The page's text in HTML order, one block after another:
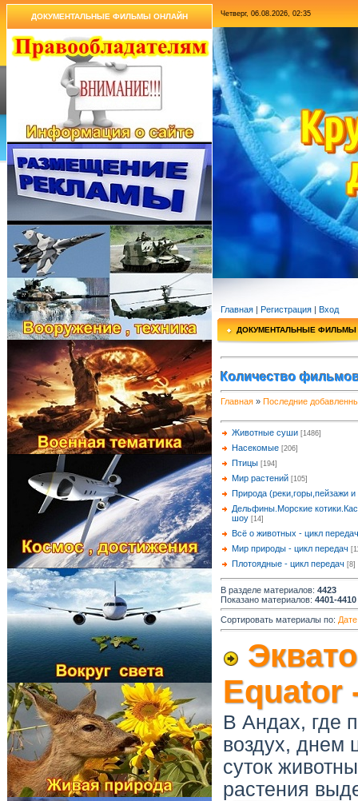
ДОКУМЕНТАЛЬНЫЕ ФИЛЬМЫ ОНЛАЙН Четверг, 06.08.2026, 02:35
Главная | Регистрация | Вход
ДОКУМЕНТАЛЬНЫЕ ФИЛЬМЫ
Количество
Главная » Последние
Животные суши [1486]
Насекомые [206]
Птицы [194]
Мир растений [105]
Природа (реки,горы,пейзажи и
Дельфины.Морские
шоу [14]
Всё о животных - цикл передач
Мир природы - цикл передач
Плотоядные - цикл передач [8]
В разделе материалов: 4423
Показано материалов: 4401-4410
Сортировать материалы по: Дате
Equator
В Андах, где
воздух, днем
суток
растения